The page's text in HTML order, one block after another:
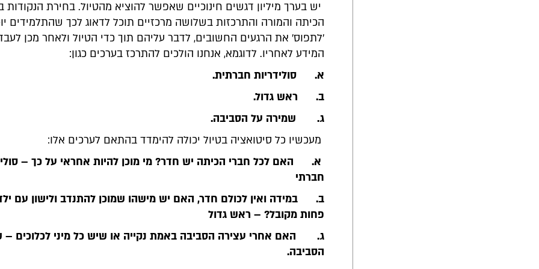
יש בערך מיליון דגשים חינוכיים שאפשר להוציא מהטיול. בחירת הנקודות
הכיתה והמורה והתרכזות בשלושה מרכזיים תוכל לדאוג לכך שהתלמידים
'לתפוס' את הרגעים החשובים, לדבר עליהם תוך כדי הטיול ולאחר מכן
המידע לאחריו. לדוגמא, אנחנו הולכים להתרכז בערכים כגון:
א. סולידריות חברתית.
ב. ראש גדול.
ג. שמירה על הסביבה.
מעכשיו כל סיטואציה בטיול יכולה להימדד בהתאם לערכים אלו:
א. האם לכל חברי הכיתה יש חדר? מי מוכן להיות אחראי על כך –
חברתי
ב. במידה ואין לכולם חדר, האם יש מישהו שמוכן להתנדב ולישון עם
פחות מקובל? – ראש גדול
ג. האם אחרי עצירה הסביבה באמת נקייה או שיש כל מיני לכלוכים
הסביבה.